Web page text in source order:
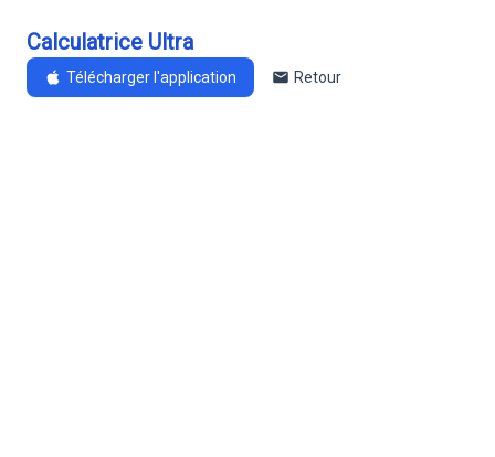
Calculatrice Ultra
Télécharger l'application Retour